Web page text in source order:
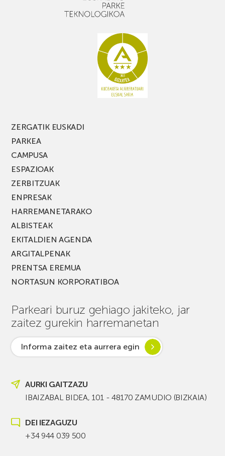
ZERGATIK EUSKADI
PARKEA
CAMPUSA
ESPAZIOAK
ZERBITZUAK
ENPRESAK
HARREMANETARAKO
ALBISTEAK
EKITALDIEN AGENDA
ARGITALPENAK
PRENTSA EREMUA
NORTASUN KORPORATIBOA
Parkeari buruz gehiago jakiteko, jar
zaitez gurekin harremanetan
Informa zaitez eta aurrera egin
AURKI GAITZAZU
IBAIZABAL BIDEA, 101 - 48170 ZAMUDIO (BIZKAIA)
DEI IEZAGUZU
+34 944 039 500